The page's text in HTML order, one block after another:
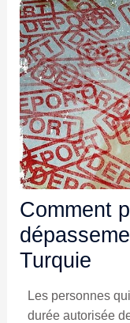
Comment
Turquie
Les personnes
durée autorisée